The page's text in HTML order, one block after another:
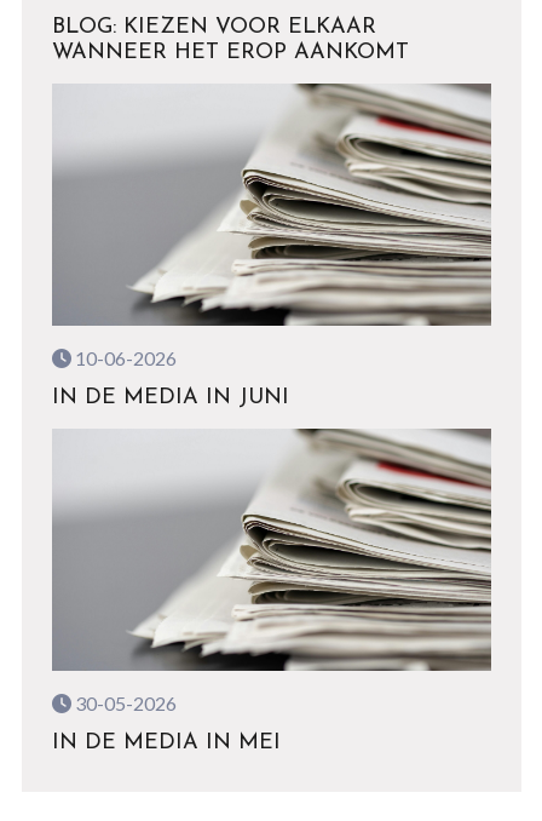
BLOG: KIEZEN VOOR ELKAAR
WANNEER HET EROP AANKOMT
10-06-2026
IN DE MEDIA IN JUNI
30-05-2026
IN DE MEDIA IN MEI